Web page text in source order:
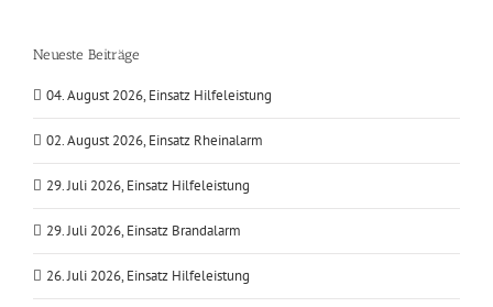
Neueste Beiträge
04. August 2026, Einsatz Hilfeleistung
02. August 2026, Einsatz Rheinalarm
29. Juli 2026, Einsatz Hilfeleistung
29. Juli 2026, Einsatz Brandalarm
26. Juli 2026, Einsatz Hilfeleistung